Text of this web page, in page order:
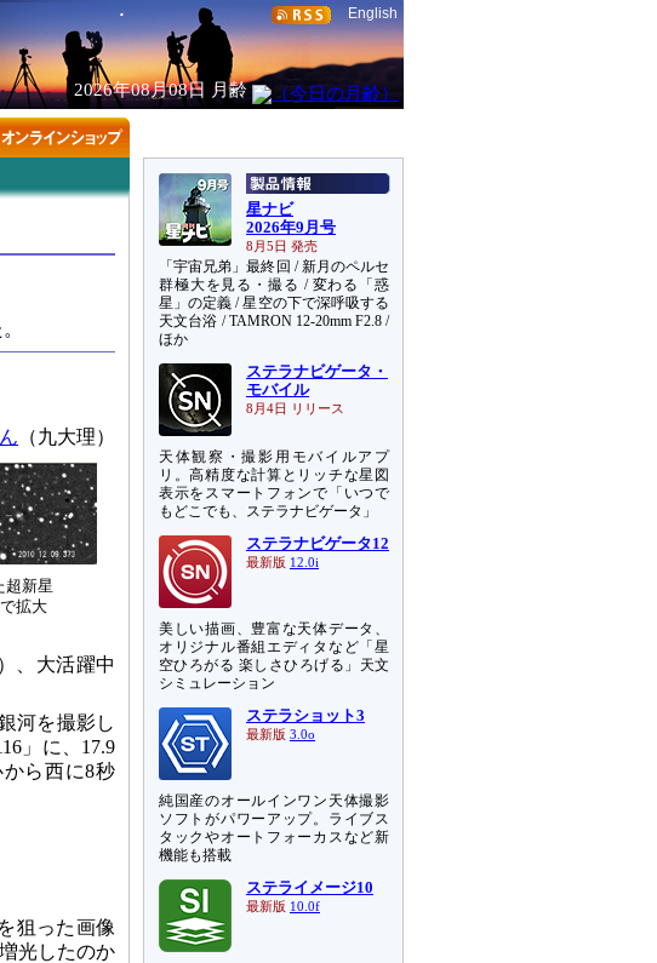
English
2026年08月08日 月齢
（九大理）
超新星
拡大
、大活躍中
河を撮影し
」に、17.9
ら西に8秒
狙った画像
光したのか
星ナビ
2026年9月号
8月5日 発売
「宇宙兄弟」最終回 / 新月のペルセ
群極大を見る・撮る / 変わる「惑
星」の定義 / 星空の下で深呼吸する
天文台浴 / TAMRON 12-20mm F2.8 /
ほか
ステラナビゲータ・
モバイル
8月4日 リリース
天体観察・撮影用モバイルアプ
リ。高精度な計算とリッチな星図
表示をスマートフォンで「いつで
もどこでも、ステラナビゲータ」
ステラナビゲータ12
最新版 12.0i
美しい描画、豊富な天体データ、
オリジナル番組エディタなど「星
空ひろがる 楽しさひろげる」天文
シミュレーション
ステラショット3
最新版 3.0o
純国産のオールインワン天体撮影
ソフトがパワーアップ。ライブス
タックやオートフォーカスなど新
機能も搭載
ステライメージ10
最新版 10.0f